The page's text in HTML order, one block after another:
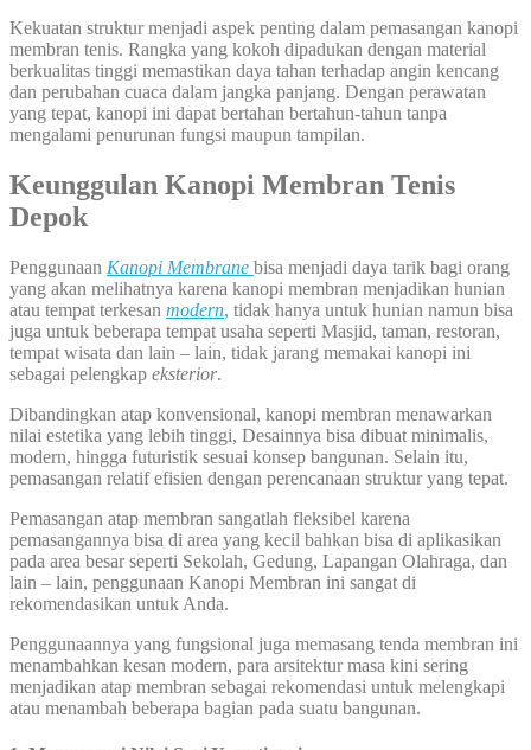
Kekuatan struktur menjadi aspek penting dalam pemasangan kanopi
membran tenis. Rangka yang kokoh dipadukan dengan material
berkualitas tinggi memastikan daya tahan terhadap angin kencang
dan perubahan cuaca dalam jangka panjang. Dengan perawatan
yang tepat, kanopi ini dapat bertahan bertahun-tahun tanpa
mengalami penurunan fungsi maupun tampilan.
Keunggulan Kanopi Membran Tenis
Depok
Penggunaan Kanopi Membrane bisa menjadi daya tarik bagi orang
yang akan melihatnya karena kanopi membran menjadikan hunian
atau tempat terkesan modern, tidak hanya untuk hunian namun bisa
juga untuk beberapa tempat usaha seperti Masjid, taman, restoran,
tempat wisata dan lain – lain, tidak jarang memakai kanopi ini
sebagai pelengkap eksterior.
Dibandingkan atap konvensional, kanopi membran menawarkan
nilai estetika yang lebih tinggi, Desainnya bisa dibuat minimalis,
modern, hingga futuristik sesuai konsep bangunan. Selain itu,
pemasangan relatif efisien dengan perencanaan struktur yang tepat.
Pemasangan atap membran sangatlah fleksibel karena
pemasangannya bisa di area yang kecil bahkan bisa di aplikasikan
pada area besar seperti Sekolah, Gedung, Lapangan Olahraga, dan
lain – lain, penggunaan Kanopi Membran ini sangat di
rekomendasikan untuk Anda.
Penggunaannya yang fungsional juga memasang tenda membran ini
menambahkan kesan modern, para arsitektur masa kini sering
menjadikan atap membran sebagai rekomendasi untuk melengkapi
atau menambah beberapa bagian pada suatu bangunan.